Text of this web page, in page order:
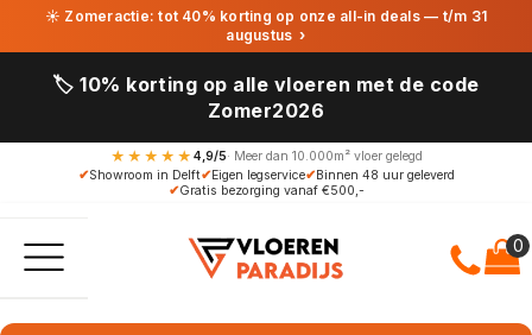
☀ Zomeractie: tot 40% korting op onze all-in deals — t/m 31
augustus ›
🏷️ 10% korting op alle vloeren met de code
Zomer2026
★★★★★ 4,9/5· Meer dan 10.000m² vloer gelegd
✔Showroom in Delft✔Eigen legservice✔Binnen 48 uur geleverd
✔Gratis bezorging vanaf €500,-